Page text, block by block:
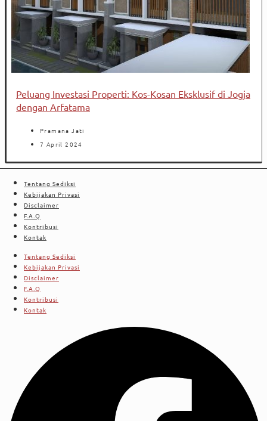
Peluang Investasi Properti: Kos-Kosan Eksklusif di Jogja
dengan Arfatama
Pramana Jati
7 April 2024
Tentang Sediksi
Kebijakan Privasi
Disclaimer
F.A.Q
Kontribusi
Kontak
Tentang Sediksi
Kebijakan Privasi
Disclaimer
F.A.Q
Kontribusi
Kontak